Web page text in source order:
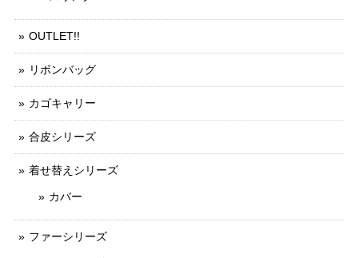
OUTLET!!
リボンバッグ
カゴキャリー
合皮シリーズ
着せ替えシリーズ
カバー
ファーシリーズ